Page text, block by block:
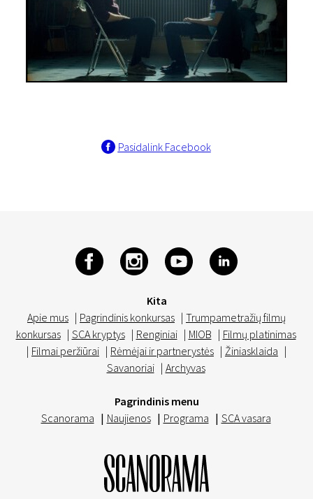
Pasidalink Facebook
Kita
Apie mus | Pagrindinis konkursas | Trumpametražių filmų
konkursas | SCA kryptys | Renginiai | MIOB | Filmų platinimas
| Filmai peržiūrai | Rėmėjai ir partnerystės | Žiniasklaida |
Savanoriai | Archyvas
Pagrindinis menu
Scanorama | Naujienos | Programa | SCA vasara